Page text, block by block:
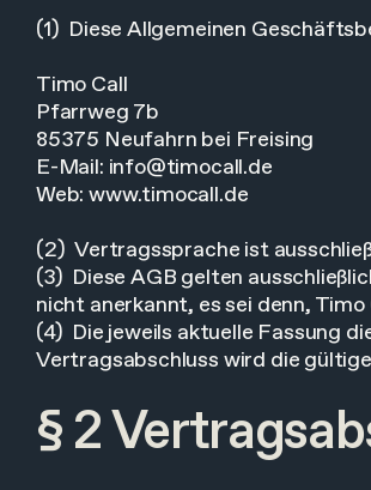
(1) Diese Allgemeinen
Timo Call
Pfarrweg 7b
85375 Neufahrn bei Freising
E-Mail: info@timocall.de
Web:www.timocall.de
(2) Vertragssprache ist
(3) Diese AGB gelten
nicht anerkannt, es sei denn,
(4) Die jeweils aktuelle Fassung
Vertragsabschluss wird die
§ 2